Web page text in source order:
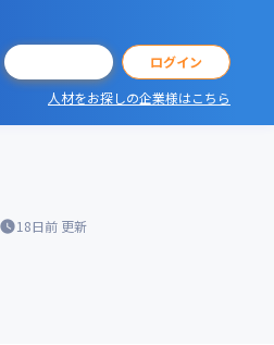
ログイン
人材をお探しの企業様はこちら
18日前 更新